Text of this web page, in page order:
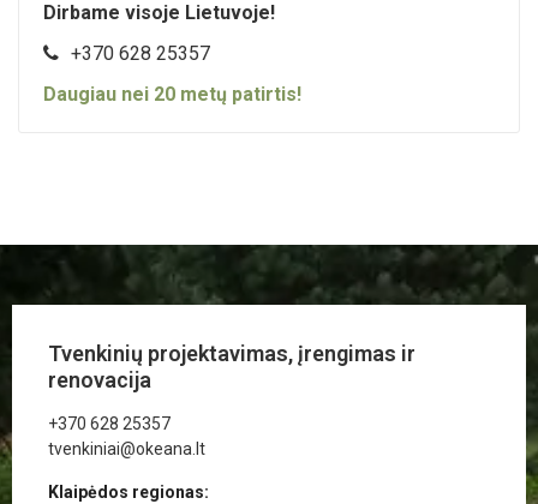
Dirbame visoje Lietuvoje!
+370 628 25357
Daugiau nei 20 metų patirtis!
Tvenkinių projektavimas, įrengimas ir
renovacija
+370 628 25357
tvenkiniai@okeana.lt
Klaipėdos regionas: